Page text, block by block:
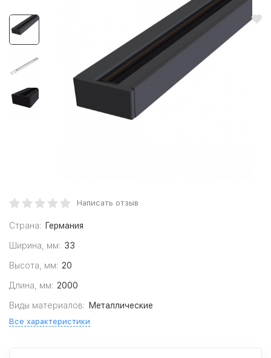
Написать отзыв
Страна: Германия
Ширина, мм: 33
Высота, мм: 20
Длина, мм: 2000
Виды материалов: Металлические
Все характеристики